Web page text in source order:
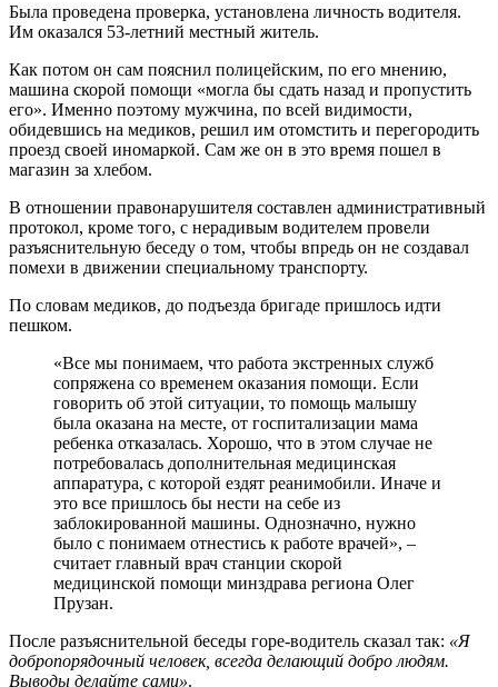
Была проведена проверка, установлена личность водителя.
Им оказался 53-летний местный житель.
Как потом он сам пояснил полицейским, по его мнению,
машина скорой помощи «могла бы сдать назад и пропустить
его». Именно поэтому мужчина, по всей видимости,
обидевшись на медиков, решил им отомстить и перегородить
проезд своей иномаркой. Сам же он в это время пошел в
магазин за хлебом.
В отношении правонарушителя составлен административный
протокол, кроме того, с нерадивым водителем провели
разъяснительную беседу о том, чтобы впредь он не создавал
помехи в движении специальному транспорту.
По словам медиков, до подъезда бригаде пришлось идти
пешком.
«Все мы понимаем, что работа экстренных служб
сопряжена со временем оказания помощи. Если
говорить об этой ситуации, то помощь малышу
была оказана на месте, от госпитализации мама
ребенка отказалась. Хорошо, что в этом случае не
потребовалась дополнительная медицинская
аппаратура, с которой ездят реанимобили. Иначе и
это все пришлось бы нести на себе из
заблокированной машины. Однозначно, нужно
было с понимаем отнестись к работе врачей», –
считает главный врач станции скорой
медицинской помощи минздрава региона Олег
Прузан.
После разъяснительной беседы горе-водитель сказал так: «Я
добропорядочный человек, всегда делающий добро людям.
Выводы делайте сами».